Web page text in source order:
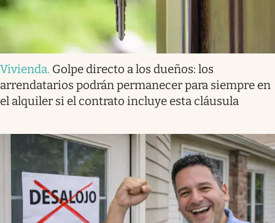
Vivienda. Golpe directo a los dueños: los
arrendatarios podrán permanecer para siempre en
el alquiler si el contrato incluye esta cláusula